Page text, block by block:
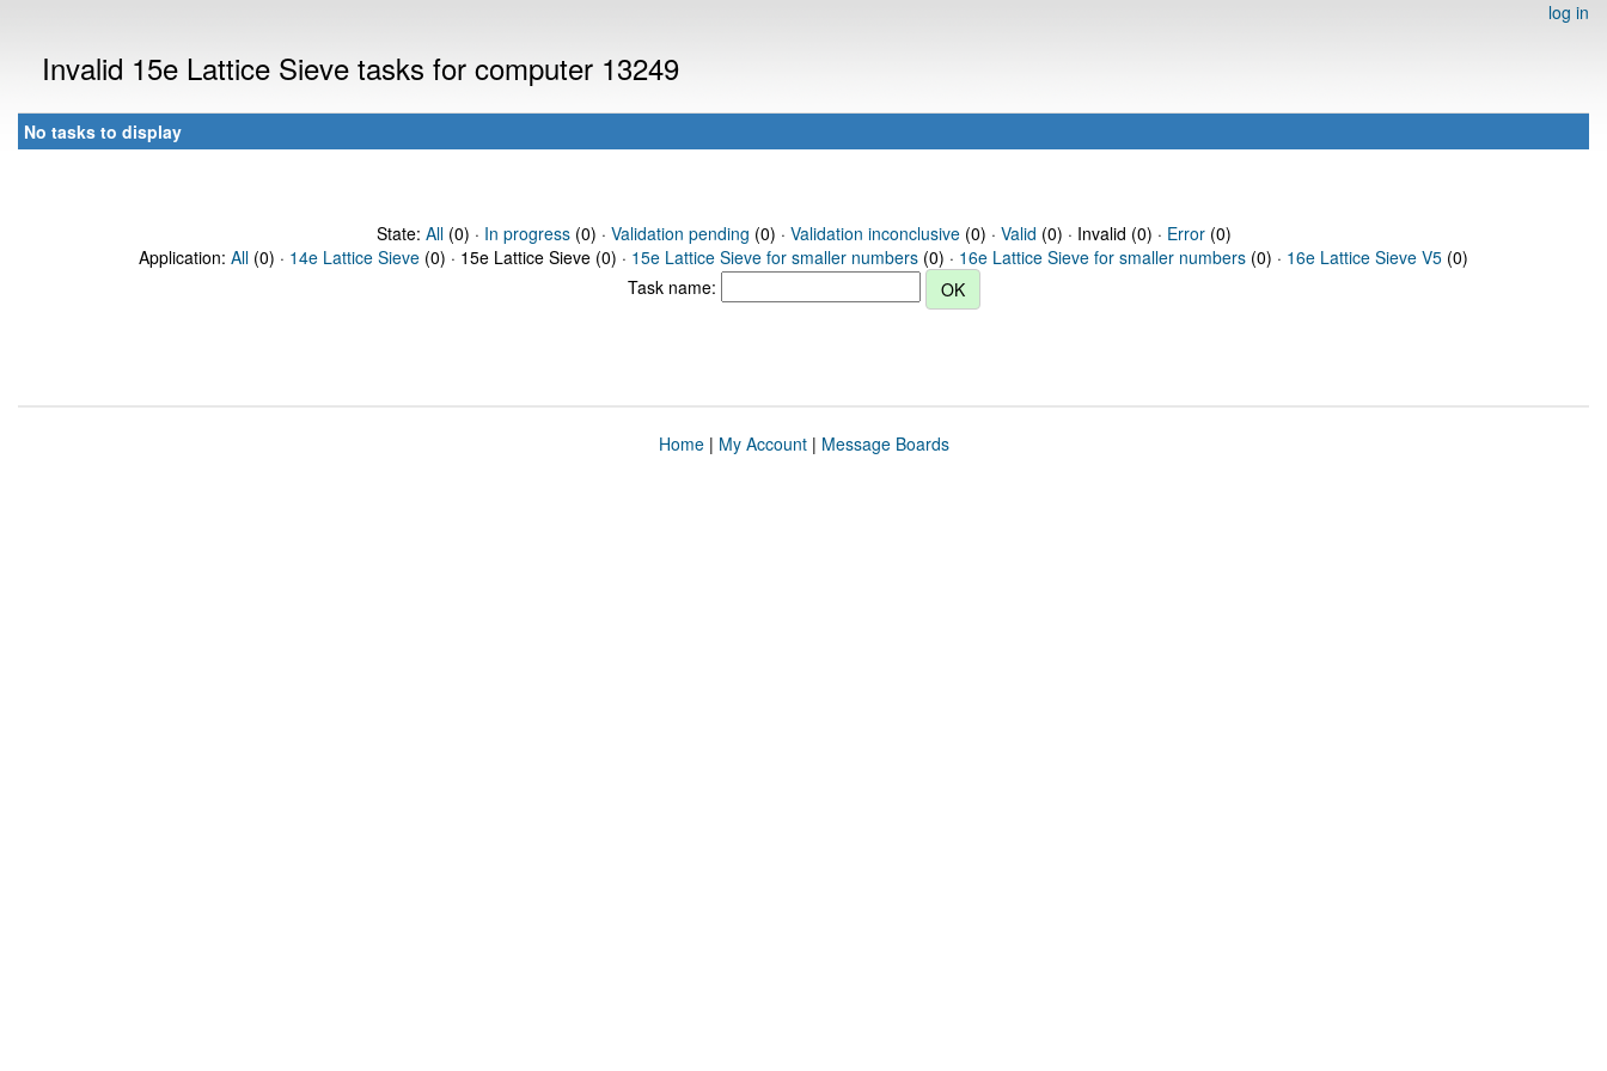
log in
Invalid 15e Lattice Sieve tasks for computer 13249
No tasks to display
State: All(0) · In progress(0) · Validation pending (0) · Validation inconclusive(0) · Valid (0) · Invalid (0) · Error(0)
Application: All (0) · 14e Lattice Sieve (0) · 15e Lattice Sieve (0) · 15e Lattice Sieve for smaller numbers (0) · 16e Lattice Sieve for smaller numbers (0) · 16e Lattice Sieve V5 (0)
Task name:
Home| My Account| Message Boards